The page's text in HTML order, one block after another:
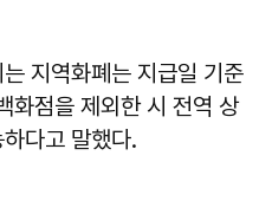
지역화폐는 지급일 기준
화점을 제외한 시 전역 상
다고 말했다.